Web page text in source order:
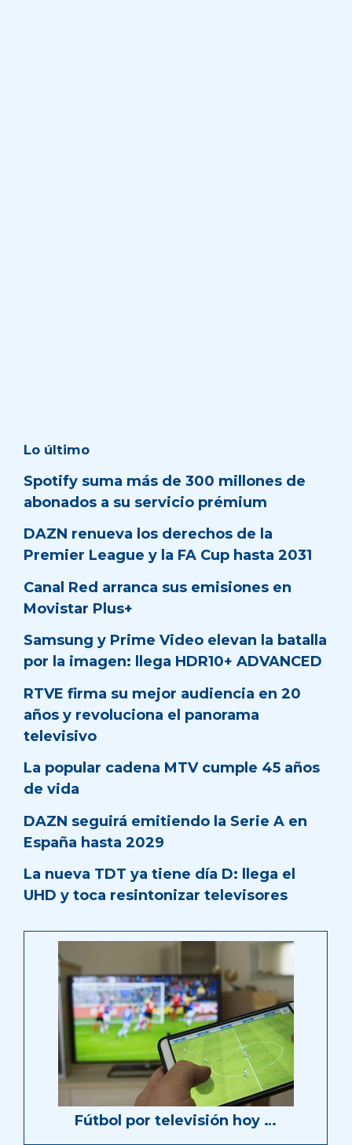
Lo último
Spotify suma más de 300 millones de
abonados a su servicio prémium
DAZN renueva los derechos de la
Premier League y la FA Cup hasta 2031
Canal Red arranca sus emisiones en
Movistar Plus+
Samsung y Prime Video elevan la batalla
por la imagen: llega HDR10+ ADVANCED
RTVE firma su mejor audiencia en 20
años y revoluciona el panorama
televisivo
La popular cadena MTV cumple 45 años
de vida
DAZN seguirá emitiendo la Serie A en
España hasta 2029
La nueva TDT ya tiene día D: llega el
UHD y toca resintonizar televisores
Fútbol por televisión hoy …